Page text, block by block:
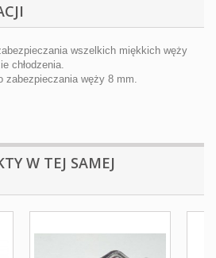
wszelkich miękkich węży
chłodzenia.
zabezpieczania węży 8 mm.
W TEJ SAMEJ